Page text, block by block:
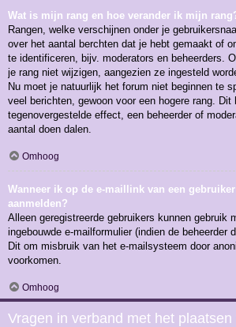
Wat is mijn rang en hoe verander ik mijn
Rangen, welke verschijnen onder je
over het aantal berchten dat je hebt gemaakt of
te identificeren, bijv. moderators en beheerders.
je rang niet wijzigen, aangezien ze ingesteld
Nu moet je natuurlijk het forum niet beginnen te
veel berichten, gewoon voor een hogere rang.
tegenovergestelde effect, een beheerder of
aantal doen dalen.
Omhoog
Wanneer ik op de e-maillink van een
aanmelden?
Alleen geregistreerde gebruikers kunnen gebruik
ingebouwde e-mailformulier (indien de beheerder
Dit om misbruik van het e-mailsysteem door
voorkomen.
Omhoog
Vragen in verband met het